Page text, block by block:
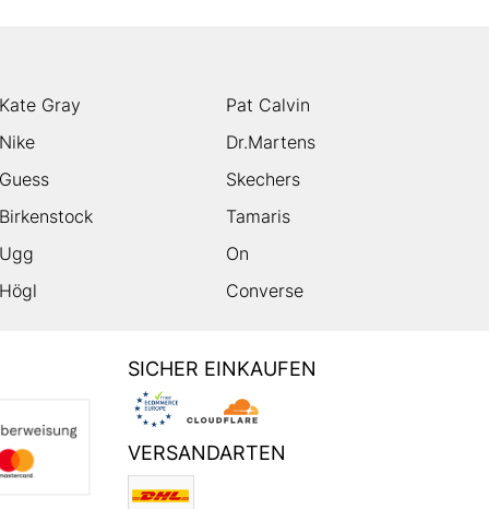
Kate Gray
Pat Calvin
Nike
Dr.Martens
Guess
Skechers
Birkenstock
Tamaris
Ugg
On
Högl Converse
SICHER EINKAUFEN
VERSANDARTEN